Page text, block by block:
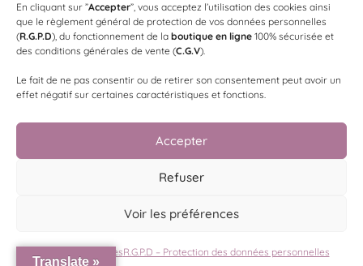
En cliquant sur ”Accepter”, vous acceptez l’utilisation des cookies ainsi
que le règlement général de protection de vos données personnelles
(R.G.P.D), du fonctionnement de la boutique en ligne 100% sécurisée et
des conditions générales de vente (C.G.V).
Le fait de ne pas consentir ou de retirer son consentement peut avoir un
effet négatif sur certaines caractéristiques et fonctions.
Accepter
Refuser
Voir les préférences
Politique de cookiesR.G.P.D – Protection des données personnelles
SYNDICAT DES VIGNERONS LES
RICEYS
Président: Geoffrey Péhu -Trésorier: Sébastien Bauser -
Communication
: Arnaud Gallimard -
contact@vignerons-les-riceys.com
Made byWEB3-DESIGN
Translate »